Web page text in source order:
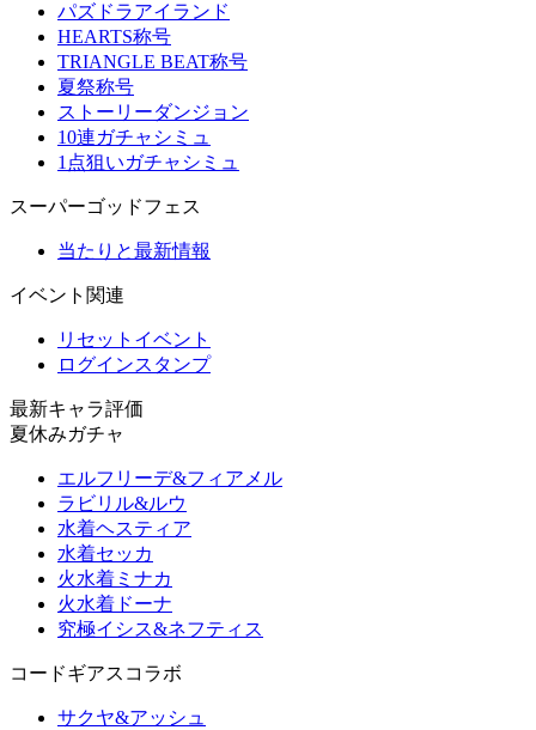
パズドラアイランド
HEARTS称号
TRIANGLE BEAT称号
夏祭称号
ストーリーダンジョン
10連ガチャシミュ
1点狙いガチャシミュ
スーパーゴッドフェス
当たりと最新情報
イベント関連
リセットイベント
ログインスタンプ
最新キャラ評価
夏休みガチャ
エルフリーデ&フィアメル
ラビリル&ルウ
水着ヘスティア
水着セッカ
火水着ミナカ
火水着ドーナ
究極イシス&ネフティス
コードギアスコラボ
サクヤ&アッシュ